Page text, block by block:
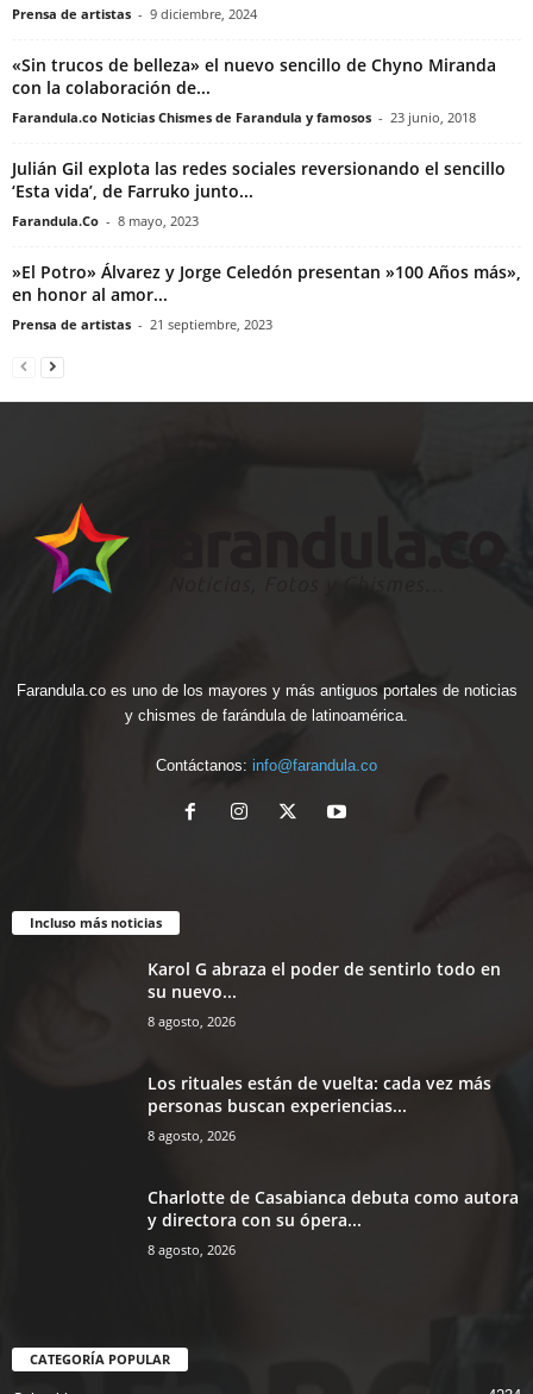
Prensa de artistas - 9 diciembre, 2024
«Sin trucos de belleza» el nuevo sencillo de Chyno Miranda
con la colaboración de...
Farandula.co Noticias Chismes de Farandula y famosos - 23 junio, 2018
Julián Gil explota las redes sociales reversionando el sencillo
‘Esta vida’, de Farruko junto...
Farandula.Co - 8 mayo, 2023
»El Potro» Álvarez y Jorge Celedón presentan »100 Años más»,
en honor al amor...
Prensa de artistas - 21 septiembre, 2023
Farandula.co es uno de los mayores y más antiguos portales de noticias
y chismes de farándula de latinoamérica.
Contáctanos: info@farandula.co
Incluso más noticias
Karol G abraza el poder de sentirlo todo en
su nuevo...
8 agosto, 2026
Los rituales están de vuelta: cada vez más
personas buscan experiencias...
8 agosto, 2026
Charlotte de Casabianca debuta como autora
y directora con su ópera...
8 agosto, 2026
CATEGORÍA POPULAR